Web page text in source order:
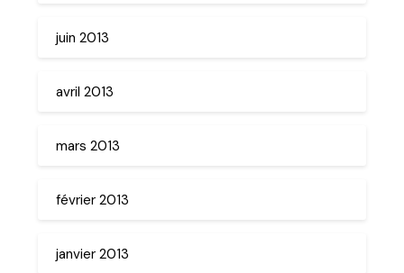
juin 2013
avril 2013
mars 2013
février 2013
janvier 2013